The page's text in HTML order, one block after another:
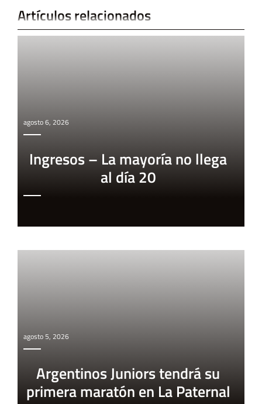
Artículos relacionados
agosto 6, 2026
Ingresos – La mayoría no llega
al día 20
agosto 5, 2026
Argentinos Juniors tendrá su
primera maratón en La Paternal